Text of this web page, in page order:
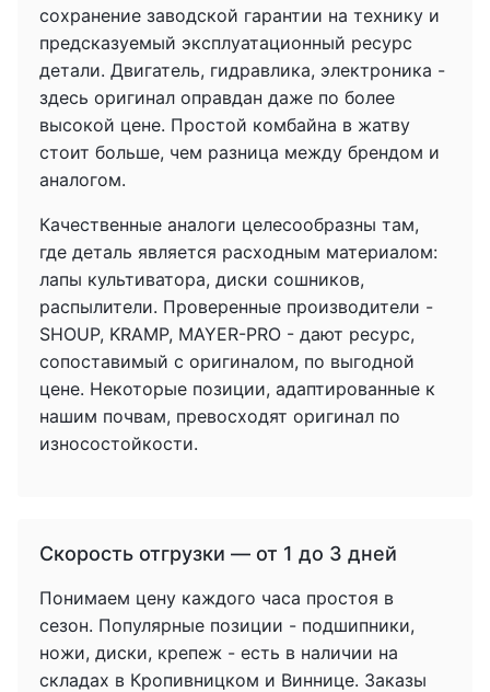
сохранение заводской гарантии на технику и
предсказуемый эксплуатационный ресурс
детали. Двигатель, гидравлика, электроника -
здесь оригинал оправдан даже по более
высокой цене. Простой комбайна в жатву
стоит больше, чем разница между брендом и
аналогом.
Качественные аналоги целесообразны там,
где деталь является расходным материалом:
лапы культиватора, диски сошников,
распылители. Проверенные производители -
SHOUP, KRAMP, MAYER-PRO - дают ресурс,
сопоставимый с оригиналом, по выгодной
цене. Некоторые позиции, адаптированные к
нашим почвам, превосходят оригинал по
износостойкости.
Скорость отгрузки — от 1 до 3 дней
Понимаем цену каждого часа простоя в
сезон. Популярные позиции - подшипники,
ножи, диски, крепеж - есть в наличии на
складах в Кропивницком и Виннице. Заказы